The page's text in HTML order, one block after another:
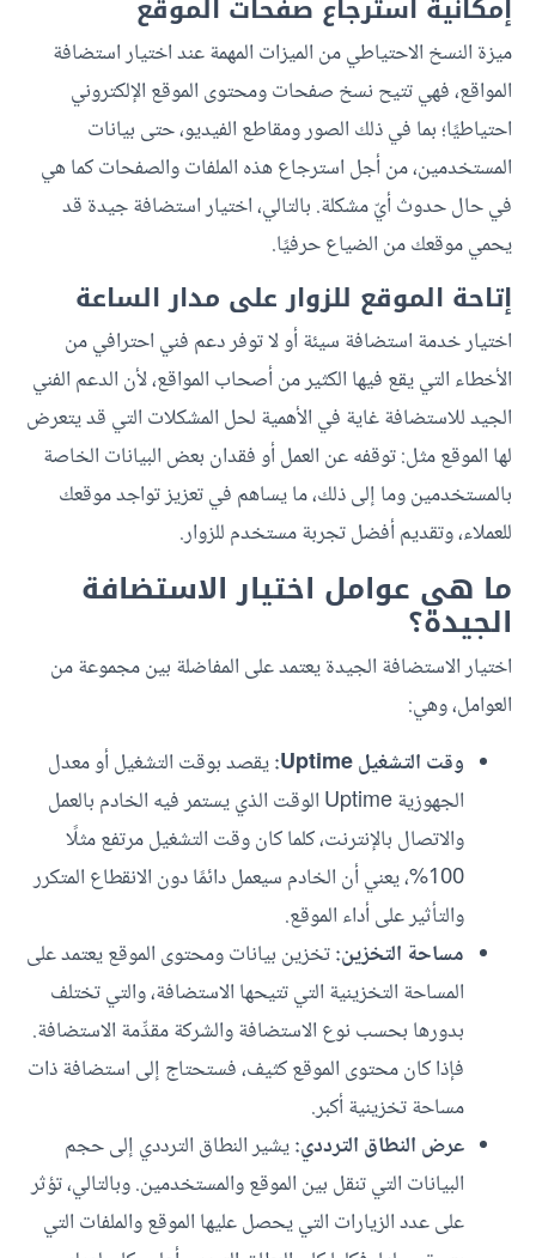
إمكانية استرجاع صفحات الموقع
ميزة النسخ الاحتياطي من الميزات المهمة عند اختيار استضافة
المواقع، فهي تتيح نسخ صفحات ومحتوى الموقع الإلكتروني
احتياطيًا؛ بما في ذلك الصور ومقاطع الفيديو، حتى بيانات
المستخدمين، من أجل استرجاع هذه الملفات والصفحات كما هي
في حال حدوث أيّ مشكلة. بالتالي، اختيار استضافة جيدة قد
يحمي موقعك من الضياع حرفيًا.
إتاحة الموقع للزوار على مدار الساعة
اختيار خدمة استضافة سيئة أو لا توفر دعم فني احترافي من
الأخطاء التي يقع فيها الكثير من أصحاب المواقع، لأن الدعم الفني
الجيد للاستضافة غاية في الأهمية لحل المشكلات التي قد يتعرض
لها الموقع مثل: توقفه عن العمل أو فقدان بعض البيانات الخاصة
بالمستخدمين وما إلى ذلك، ما يساهم في تعزيز تواجد موقعك
للعملاء، وتقديم أفضل تجربة مستخدم للزوار.
ما هي عوامل اختيار الاستضافة
الجيدة؟
اختيار الاستضافة الجيدة يعتمد على المفاضلة بين مجموعة من
العوامل، وهي:
وقت التشغيل Uptime:
يقصد بوقت التشغيل أو معدل
الجهوزية Uptime الوقت الذي يستمر فيه الخادم بالعمل
والاتصال بالإنترنت، كلما كان وقت التشغيل مرتفع مثلًا
100%، يعني أن الخادم سيعمل دائمًا دون الانقطاع المتكرر
والتأثير على أداء الموقع.
مساحة التخزين:تخزين بيانات ومحتوى الموقع يعتمد على
المساحة التخزينية التي تتيحها الاستضافة، والتي تختلف
بدورها بحسب نوع الاستضافة والشركة مقدِّمة الاستضافة.
فإذا كان محتوى الموقع كثيف، فستحتاج إلى استضافة ذات
مساحة تخزينية أكبر.
عرض النطاق الترددي:يشير النطاق الترددي إلى حجم
البيانات التي تنقل بين الموقع والمستخدمين. وبالتالي، تؤثر
على عدد الزيارات التي يحصل عليها الموقع والملفات التي